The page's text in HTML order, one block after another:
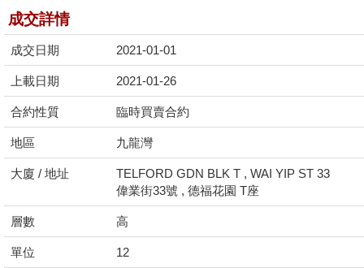
成交詳情
成交日期 2021-01-01
上載日期 2021-01-26
合約性質 臨時買賣合約
地區 九龍灣
大廈 / 地址
TELFORD GDN BLK T , WAI YIP ST 33
偉業街33號 , 德福花園 T座
層數 高
單位 12